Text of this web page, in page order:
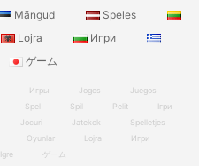
Mängud
Speles
Lojra
Игри
ゲーム
Игры Jogos
Juegos
Spel Spil Pelit
Ігри
Jocuri Jatekok
Spelletjes
Oyunlar Lojra
Игри
Igre
ゲーム